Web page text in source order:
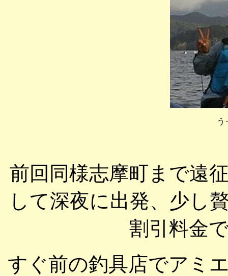
う
前回同様志摩町まで遠
して深夜に出発、少し
割引料金
すぐ前の釣具店でアミ